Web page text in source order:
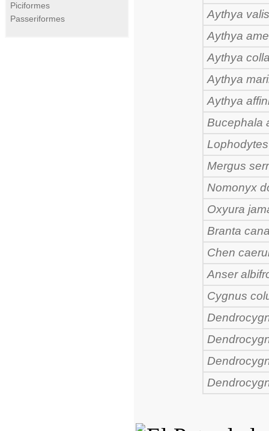
Piciformes
Passeriformes
Aythya
Aythya
Aythya
Aythya
Aythya
Bucephala
Mergus
Nomonyx
Oxyura
Branta
Chen
Anser
Cygnus